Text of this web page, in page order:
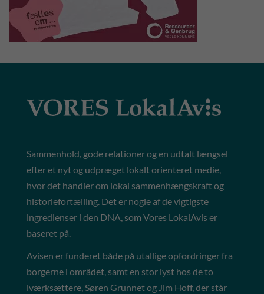
Sammenhold, gode relationer og en udtalt længsel
efter et nyt og udpræget lokalt orienteret medie,
hvor det handler om lokal sammenhængskraft og
historiefortælling. Det er nogle af de vigtigste
ingredienser i den DNA, som Vores LokalAvis er
baseret på.
Avisen er funderet både på utallige opfordringer fra
borgerne i området, samt en stor lyst hos de to
iværksættere, Søren Grunnet og Jim Hoff, der står